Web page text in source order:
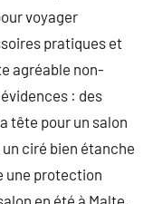
voyager
pratiques et
agréable non-
: des
tête pour un salon
ciré bien étanche
une protection
en été à Malte.